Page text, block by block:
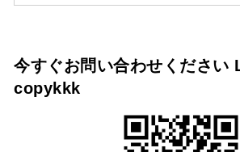
今すぐお問い合わせください
copykkk